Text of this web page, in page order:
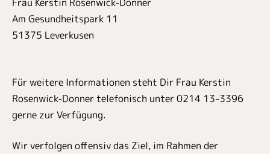
Am Gesundheitspark 11
51375 Leverkusen
Für weitere Informationen steht Dir Frau Kerstin
Rosenwick-Donner telefonisch unter 0214 13-3396
gerne zur Verfügung.
Wir verfolgen offensiv das Ziel, im Rahmen der